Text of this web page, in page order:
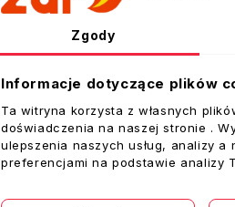
Zgody
Informacje dotyczące plików
Ta witryna korzysta z własnych
doświadczenia na naszej stronie .
ulepszenia naszych usług, analizy
preferencjami na podstawie analizy